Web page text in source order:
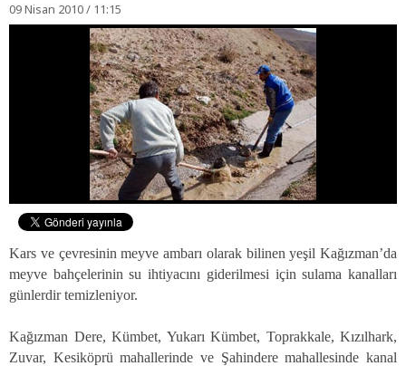
09 Nisan 2010 / 11:15
Kars ve çevresinin meyve ambarı olarak bilinen yeşil Kağızman’da
meyve bahçelerinin su ihtiyacını giderilmesi için sulama kanalları
günlerdir temizleniyor.
Kağızman Dere, Kümbet, Yukarı Kümbet, Toprakkale, Kızılhark,
Zuvar, Kesiköprü mahallerinde ve Şahindere mahallesinde kanal